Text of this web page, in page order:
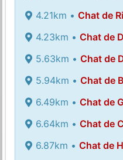
4.21km • Chat de
4.23km • Chat de
5.63km • Chat de
5.94km • Chat de
6.49km • Chat de
6.64km • Chat de
6.87km • Chat de